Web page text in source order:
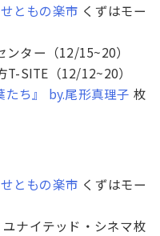
ともの楽市 くずはモー
ター（12/15~20）
T-SITE（12/12~20）
ち』 by.尾形真理子 枚
ともの楽市 くずはモー
ユナイテッド・シネマ枚